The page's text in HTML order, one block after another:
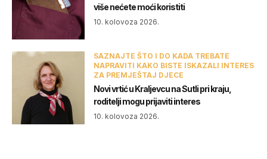
više nećete moći koristiti
10. kolovoza 2026.
SAZNAJTE ŠTO I DO KADA TREBATE
NAPRAVITI KAKO BISTE ISKAZALI INTERES
ZA PREMJEŠTAJ DJECE
Novi vrtić u Kraljevcu na Sutli pri kraju,
roditelji mogu prijaviti interes
10. kolovoza 2026.